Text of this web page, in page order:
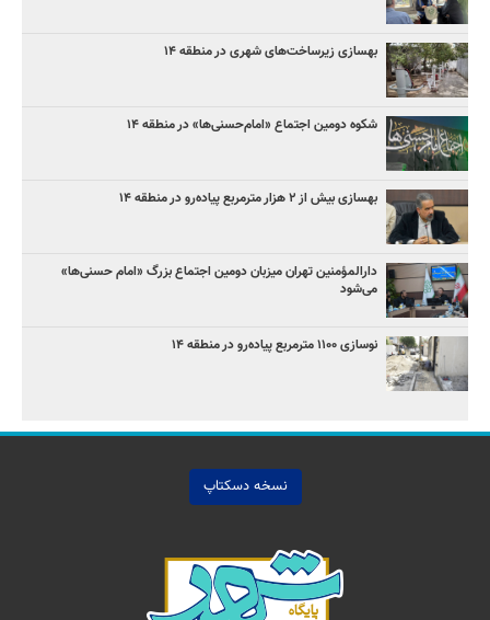
بهسازی زیرساخت‌های شهری در منطقه ۱۴
شکوه دومین اجتماع «امام‌حسنی‌ها» در منطقه ۱۴
بهسازی بیش از ۲ هزار مترمربع پیاده‌رو در منطقه ۱۴
دارالمؤمنین تهران میزبان دومین اجتماع بزرگ «امام حسنی‌ها»
می‌شود
نوسازی ۱۱۰۰ مترمربع پیاده‌رو در منطقه ۱۴
نسخه دسکتاپ